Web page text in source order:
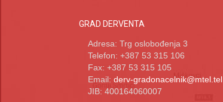
GRAD DERVENTA
Adresa: Trg oslobođenja 3
Telefon: +387 53 315 106
Fax: +387 53 315 105
Email: derv-gradonacelnik@mtel.tel
JIB: 400164060007